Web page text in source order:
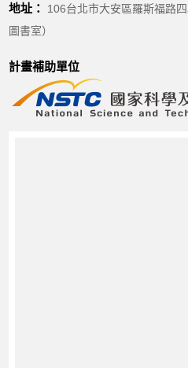
地址：
106台北市大安區羅斯福路
圖書室）
計畫補助單位